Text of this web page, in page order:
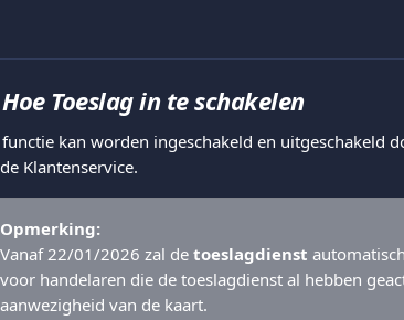
Hoe Toeslag in te schakelen
functie kan worden ingeschakeld en uitgeschakeld
Klantenservice.
Opmerking:
Vanaf 22/01/2026 zal de toeslagdienst
voor handelaren die de toeslagdienst al hebben
aanwezigheid van de kaart.